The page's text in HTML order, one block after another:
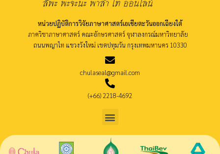
หน่วยปฏิบัติการวิจัยภาษาศาสตร์เอเชียตะวันออกเฉียงใต้
ภาควิชาภาษาศาสตร์ คณะอักษรศาสตร์ จุฬาลงกรณ์มหาวิทยาลัย
ถนนพญาไท แขวงวังใหม่ เขตปทุมวัน กรุงเทพมหานคร 10330
chulaseal@gmail.com
(+66) 2218-4692